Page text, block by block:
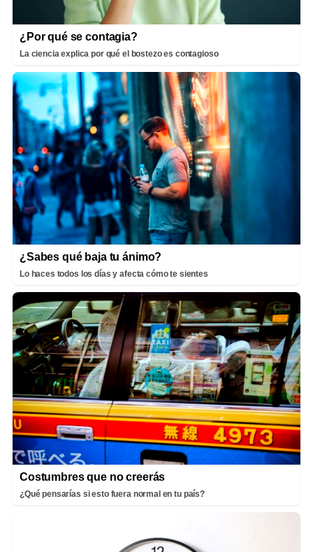
¿Por qué se contagia?
La ciencia explica por qué el bostezo es contagioso
¿Sabes qué baja tu ánimo?
Lo haces todos los días y afecta cómo te sientes
Costumbres que no creerás
¿Qué pensarías si esto fuera normal en tu país?